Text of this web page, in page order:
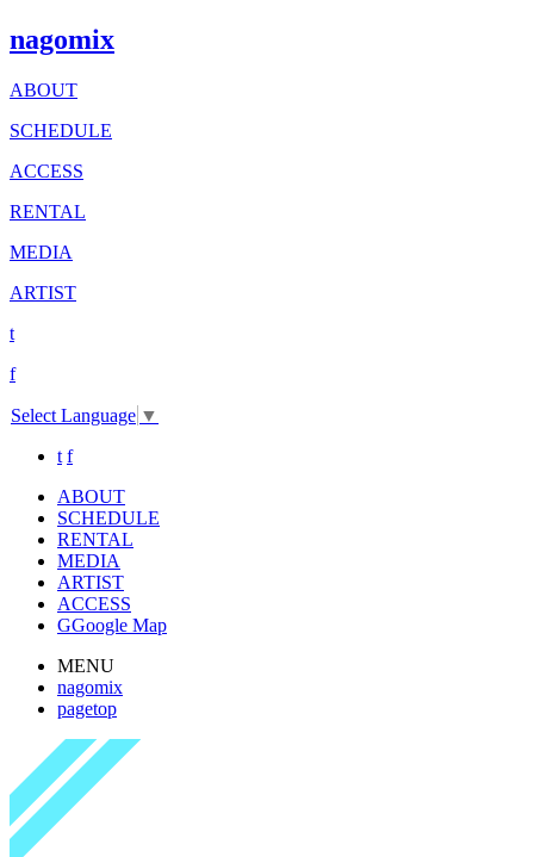
nagomix
ABOUT
SCHEDULE
ACCESS
RENTAL
MEDIA
ARTIST
t
f
Select Language ▼
t f
ABOUT
SCHEDULE
RENTAL
MEDIA
ARTIST
ACCESS
GGoogle Map
MENU
nagomix
pagetop